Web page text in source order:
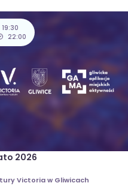
19:30
22:00
2026
Victoria w Gliwicach